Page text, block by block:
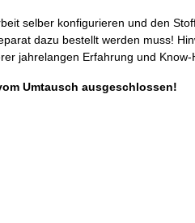
selber konfigurieren und den
dazu bestellt werden muss!
jahrelangen Erfahrung und
Umtausch ausgeschlossen!